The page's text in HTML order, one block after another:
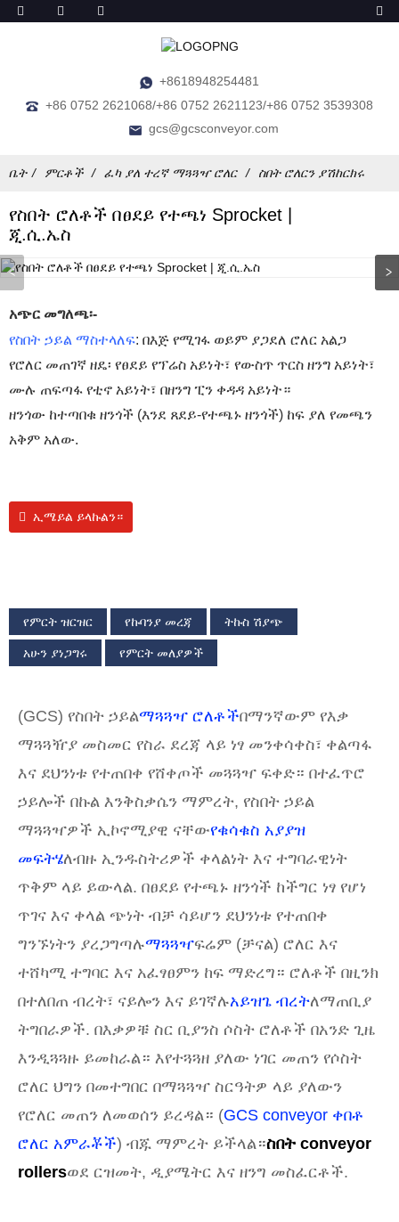
+8618948254481
+86 0752 2621068/+86 0752 2621123/+86 0752 3539308
gcs@gcsconveyor.com
ቤት ምርቶች ፈካ ያለ ተረኛ ማጓጓዣ ሮለር ስበት ሮለርን ያሽከርክሩ
የስበት ሮለቶች በፀደይ የተጫነ Sprocket |
ጂ.ሲ.ኤስ
አጭር መግለጫ፡-
የስበት ኃይል ማስተላለፍ: በእጅ የሚገፋ ወይም ያጋደለ ሮለር አልጋ
የሮለር መጠገኛ ዘዴ፡ የፀደይ የፕሬስ አይነት፣ የውስጥ ጥርስ ዘንግ አይነት፣
ሙሉ ጠፍጣፋ የቲኖ አይነት፣ በዘንግ ፒን ቀዳዳ አይነት።
ዘንጎው ከተጣበቁ ዘንጎች (እንደ ጸደይ-የተጫኑ ዘንጎች) ከፍ ያለ የመጫን
አቅም አለው.
ኢሜይል ይላኩልን።
የምርት ዝርዝር የኩባንያ መረጃ ትኩስ ሽያጭ
አሁን ያነጋግሩ የምርት መለያዎች
(GCS) የስበት ኃይልማጓጓዣ ሮለቶችበማንኛውም የእቃ
ማጓጓዥያ መስመር የስራ ደረጃ ላይ ነፃ መንቀሳቀስ፣ ቀልጣፋ
እና ደህንነቱ የተጠበቀ የሸቀጦች መጓጓዣ ፍቀድ። በተፈጥሮ
ኃይሎች በኩል እንቅስቃሴን ማምረት, የስበት ኃይል
ማጓጓዣዎች ኢኮኖሚያዊ ናቸውየቁሳቁስ አያያዝ
መፍትሄለብዙ ኢንዱስትሪዎች ቀላልነት እና ተግባራዊነት
ጥቅም ላይ ይውላል. በፀደይ የተጫኑ ዘንጎች ከችግር ነፃ የሆነ
ጥገና እና ቀላል ጭነት ብቻ ሳይሆን ደህንነቱ የተጠበቀ
ግንኙነትን ያረጋግጣሉማጓጓዣፍሬም (ቻናል) ሮለር እና
ተሸካሚ ተግባር እና አፈፃፀምን ከፍ ማድረግ። ሮለቶች በዚንክ
በተለበጠ ብረት፣ ናይሎን እና ይገኛሉአይዝጌ ብረትለማጠቢያ
ትግበራዎች. በእቃዎቹ ስር ቢያንስ ሶስት ሮለቶች በአንድ ጊዜ
እንዲጓጓዙ ይመከራል። እየተጓጓዘ ያለው ነገር መጠን የሶስት
ሮለር ህግን በመተግበር በማጓጓዣ ስርዓትዎ ላይ ያለውን
የሮለር መጠን ለመወሰን ይረዳል። (GCS conveyor ቀበቶ
ሮለር አምራቾች) ብጁ ማምረት ይችላል።ስበት conveyor
rollersወደ ርዝመት, ዲያሜትር እና ዘንግ መስፈርቶች.